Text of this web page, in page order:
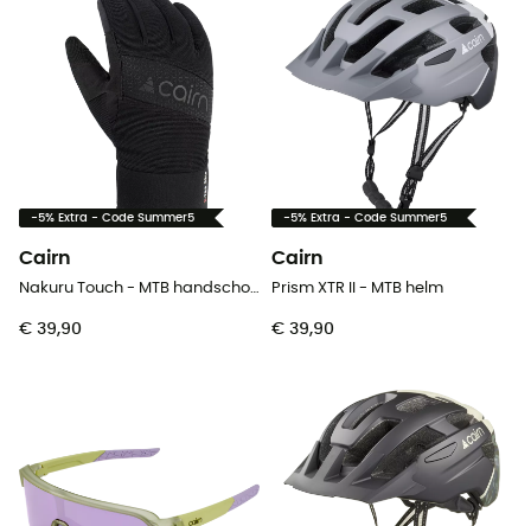
-5% Extra - Code Summer5
Cairn
€ 39,90
-5% Extra - Code Summer5
Cairn
Prism XTR II - MTB helm
€ 39,90